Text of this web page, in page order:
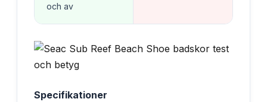
och av
Specifikationer